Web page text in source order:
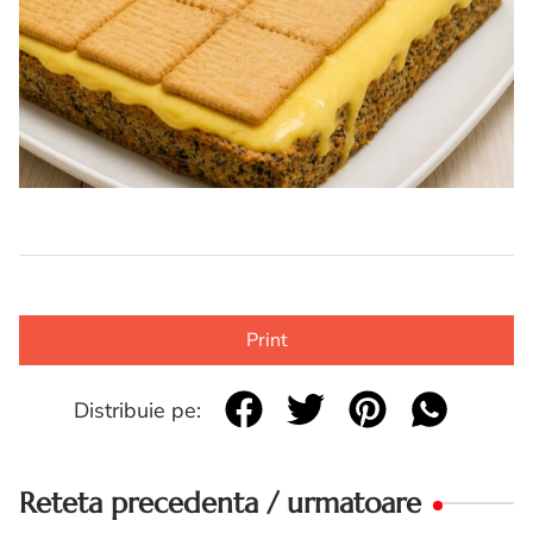
Print
Distribuie pe:
Reteta precedenta / urmatoare